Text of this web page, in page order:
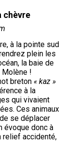
chèvre
à la pointe sud
plein les
la baie de
Molène !
breton « kaz »
à la
qui vivaient
Ces animaux
se déplacer
évoque donc à
relief accidenté,